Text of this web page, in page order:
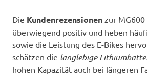
Die Kundenrezensionen zur MG600
überwiegend positiv und heben
sowie die Leistung des E-Bikes
schätzen die langlebige
hohen Kapazität auch bei längeren